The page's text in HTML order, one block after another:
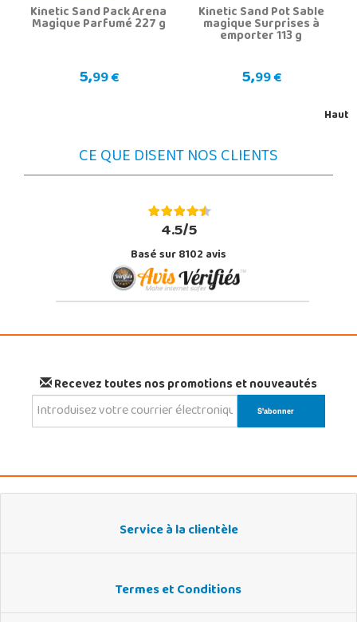
Kinetic Sand Pack Arena
Magique Parfumé 227 g
5,99 €
Kinetic Sand Pot Sable
magique Surprises à
emporter 113 g
5,99 €
Haut
CE QUE DISENT NOS CLIENTS
4.5/5
Basé sur 8102 avis
Recevez toutes nos promotions et nouveautés
Service à la clientèle
Termes et Conditions